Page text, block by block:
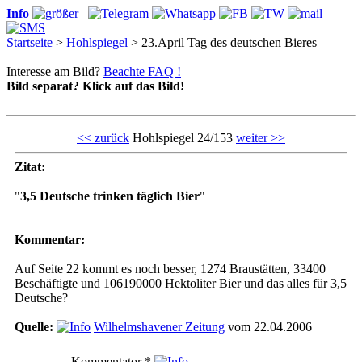
Info
Startseite > Hohlspiegel > 23.April Tag des deutschen Bieres
Interesse am Bild? Beachte FAQ !
Bild separat? Klick auf das Bild!
<< zurück Hohlspiegel 24/153 weiter >>
Zitat:
"3,5 Deutsche trinken täglich Bier"
Kommentar:
Auf Seite 22 kommt es noch besser, 1274 Braustätten, 33400
Beschäftigte und 106190000 Hektoliter Bier und das alles für 3,5
Deutsche?
Quelle: Wilhelmshavener Zeitung vom 22.04.2006